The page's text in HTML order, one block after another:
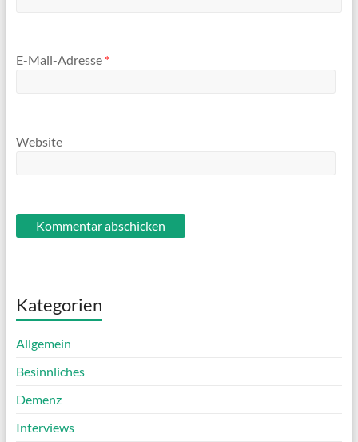
E-Mail-Adresse *
Website
Kategorien
Allgemein
Besinnliches
Demenz
Interviews